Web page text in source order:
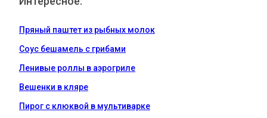
Пряный паштет из рыбных молок
Соус бешамель с грибами
Ленивые роллы в аэрогриле
Вешенки в кляре
Пирог с клюквой в мультиварке